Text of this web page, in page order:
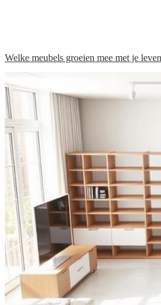
Welke meubels groeien mee met je